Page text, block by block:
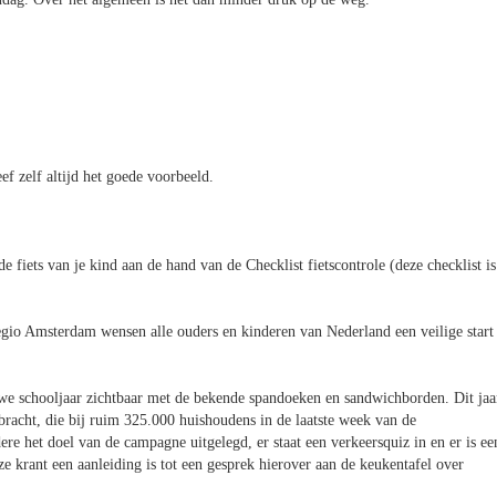
zelf altijd het goede voorbeeld.
fiets van je kind aan de hand van de Checklist fietscontrole (deze checklist is
Amsterdam wensen alle ouders en kinderen van Nederland een veilige start
schooljaar zichtbaar met de bekende spandoeken en sandwichborden. Dit
die bij ruim 325.000 huishoudens in de laatste week van de
het doel van de campagne uitgelegd, er staat een verkeersquiz in en er is
krant een aanleiding is tot een gesprek hierover aan de keukentafel over